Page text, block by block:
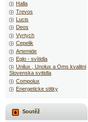
Halla
Trevos
Lucis
Deos
Vyrtych
Cepelik
Artemide
Eglo - svítidla
Unilux , Unolux a Oms kvalitni
Slovenska svitidla
Compolux
Energeticke stitky
Soutěž